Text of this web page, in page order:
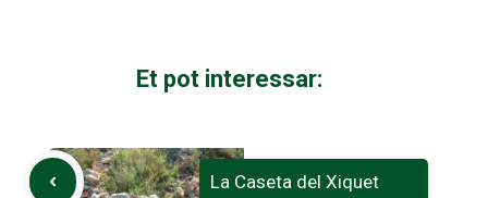
Et pot interessar:
La Caseta del Xiquet